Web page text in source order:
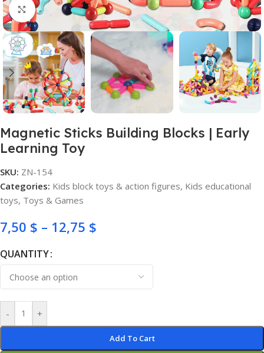
Click to enlarge
Magnetic Sticks Building Blocks | Early
Learning Toy
SKU: ZN-154
Categories: Kids block toys & action figures, Kids educational
toys, Toys & Games
7,50 $ – 12,75 $
QUANTITY
- +
Add To Cart